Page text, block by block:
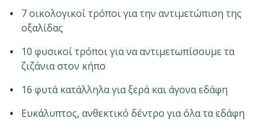
7 οικολογικοί τρόποι για την αντιμετώπιση της
οξαλίδας
10 φυσικοί τρόποι για να αντιμετωπίσουμε τα
ζιζάνια στον κήπο
16 φυτά κατάλληλα για ξερά και άγονα εδάφη
Ευκάλυπτος, ανθεκτικό δέντρο για όλα τα εδάφη